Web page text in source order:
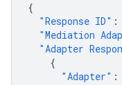
{
"Response ID" :
"Mediation
"Adapter
{
"Adapter" :